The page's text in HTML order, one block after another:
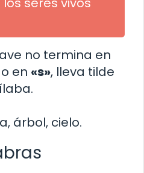
no termina en
o en «s», lleva tilde
árbol, cielo.